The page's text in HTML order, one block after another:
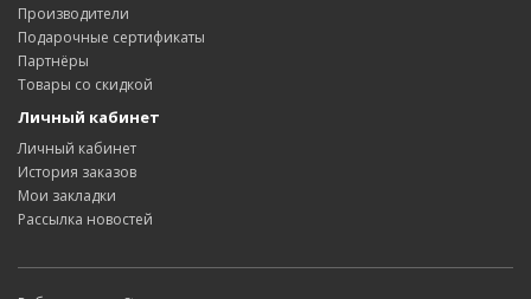
Производители
Подарочные сертификаты
Партнёры
Товары со скидкой
Личный кабинет
Личный кабинет
История заказов
Мои закладки
Рассылка новостей